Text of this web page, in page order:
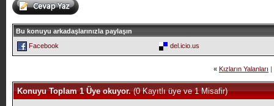
Bu konuyu arkadaşlarınızla paylaşın
Facebook
del.icio.us
« Kızların Yalanları |
Konuyu Toplam 1 Üye okuyor.(0 Kayıtlı üye ve 1 Misafir)